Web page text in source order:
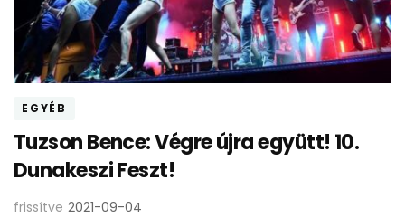
EGYÉB
Tuzson Bence: Végre újra együtt! 10.
Dunakeszi Feszt!
frissítve 2021-09-04